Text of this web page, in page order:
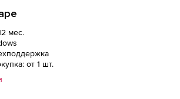
мес.
от 1 шт.